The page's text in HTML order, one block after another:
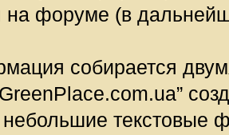
на форуме (в
собирается
текстовые